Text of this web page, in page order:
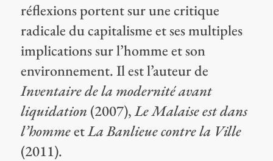
réflexions portent sur une critique
radicale du capitalisme et ses multiples
implications sur l’homme et son
environnement. Il est l’auteur de
Inventaire de la modernité avant
liquidation (2007),Le Malaise est dans
l’hommeetLa Banlieue contre la Ville
(2011).